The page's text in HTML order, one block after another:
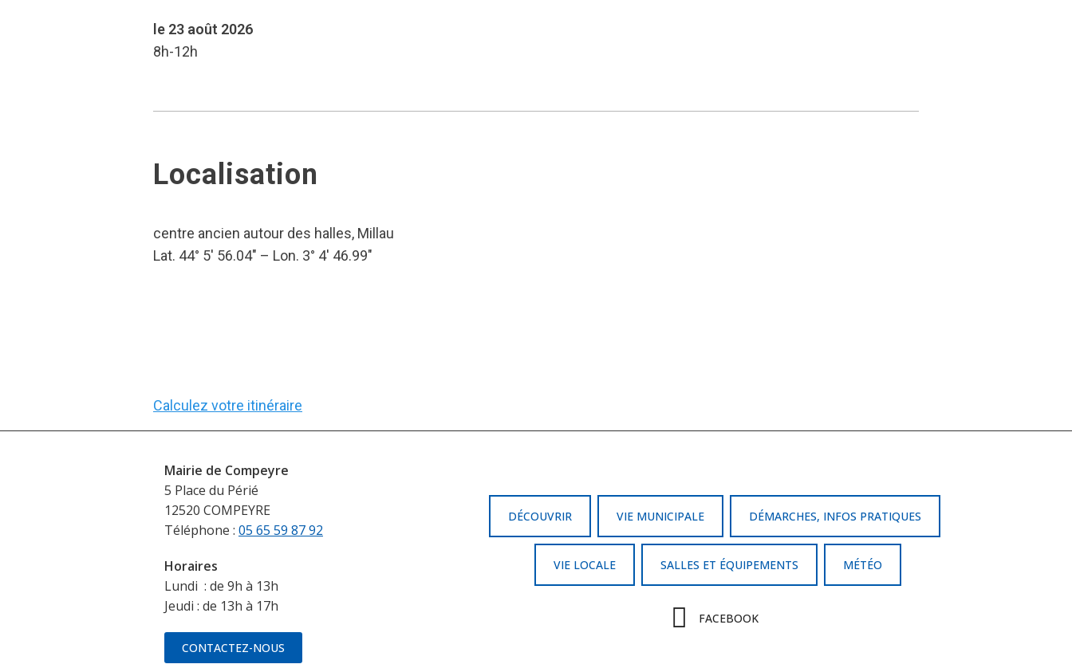
le 23 août 2026
8h-12h
Localisation
centre ancien autour des halles, Millau
Lat. 44° 5′ 56.04″ – Lon. 3° 4′ 46.99″
Calculez votre itinéraire
Mairie de Compeyre
5 Place du Périé
12520 COMPEYRE
Téléphone : 05 65 59 87 92
Horaires
Lundi : de 9h à 13h
Jeudi : de 13h à 17h
CONTACTEZ-NOUS
DÉCOUVRIR VIE MUNICIPALE DÉMARCHES, INFOS PRATIQUES
VIE LOCALE SALLES ET ÉQUIPEMENTS MÉTÉO
FACEBOOK